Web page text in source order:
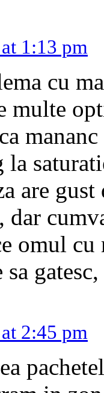
1:13 pm
cu
multe
are
dar
omul
2:45 pm